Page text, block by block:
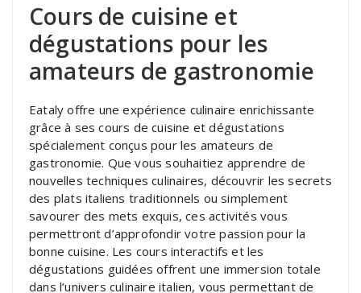
Cours de cuisine et
dégustations pour les
amateurs de gastronomie
Eataly offre une expérience culinaire enrichissante
grâce à ses cours de cuisine et dégustations
spécialement conçus pour les amateurs de
gastronomie. Que vous souhaitiez apprendre de
nouvelles techniques culinaires, découvrir les secrets
des plats italiens traditionnels ou simplement
savourer des mets exquis, ces activités vous
permettront d’approfondir votre passion pour la
bonne cuisine. Les cours interactifs et les
dégustations guidées offrent une immersion totale
dans l’univers culinaire italien, vous permettant de